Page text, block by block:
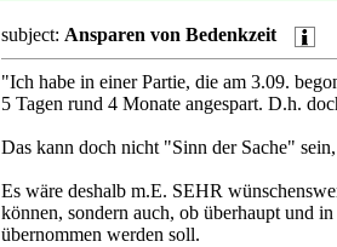
subject: Ansparen von Bedenkzeit
"Ich habe in einer Partie, die am 3.09.
5 Tagen rund 4 Monate angespart. D.h.
Das kann doch nicht "Sinn der Sache"
Es wäre deshalb m.E. SEHR
können, sondern auch, ob überhaupt und
übernommen werden soll.